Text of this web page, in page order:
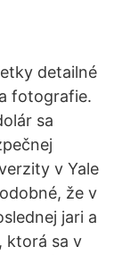
detailné
fotografie.
sa
v Yale
že v
jari a
ktorá sa v